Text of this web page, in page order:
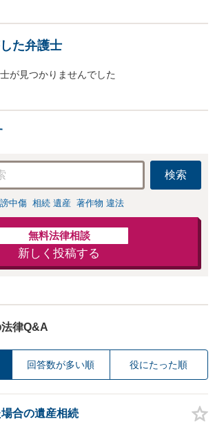
た弁護士
が見つかりませんでした
検索
中傷 相続 遺産 著作物 違法
無料法律相談
新しく投稿する
律Q&A
回答数が多い順 役にたった順
合の遺産相続